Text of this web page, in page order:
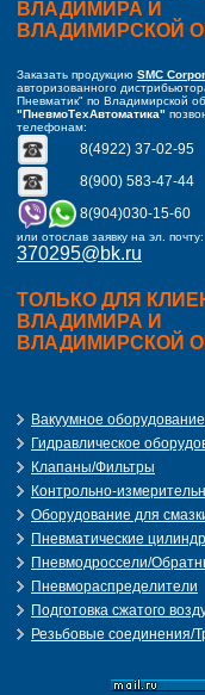
ВЛАДИМИРА И
ВЛАДИМИРСКОЙ
Заказать продукцию SMC
авторизованного
Пневматик" по Владимирской
"ПневмоТехАвтоматика"
телефонам:
8(4922) 37-02-95
8(900) 583-47-44
8(904)030-15-60
или отослав заявку на эл. почту:
370295@bk.ru
ТОЛЬКО ДЛЯ
ВЛАДИМИРА И
ВЛАДИМИРСКОЙ
Вакуумное оборудование
Гидравлическое
Клапаны/Фильтры
Контрольно-
Оборудование для
Пневматические
Пневмодроссели/
Пневмораспределители
Подготовка сжатого
Резьбовые соединения/